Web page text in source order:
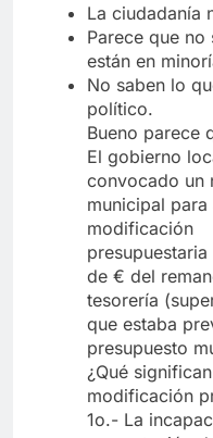
La ciudadanía
Parece que no
están en
No saben lo
político.
Bueno parece
El gobierno
convocado un
municipal
modificación
de € del
tesorería
que estaba
presupuesto
¿Qué
modificación
1o.- La